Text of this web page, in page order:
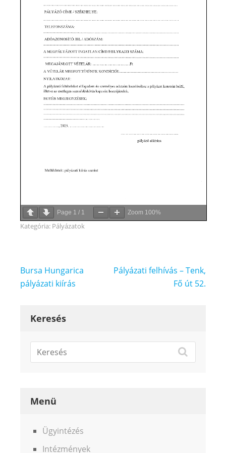
Page 1 / 1 Zoom 100%
Kategória: Pályázatok
Bejegyzés
navigáció
Bursa Hungarica
pályázati kiírás
Pályázati felhívás – Tenk,
Fő út 52.
Keresés
Menü
Ügyintézés
Intézmények